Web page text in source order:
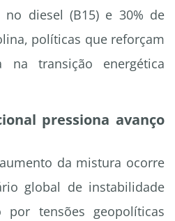
diesel (B15) e 30% de
políticas que reforçam
na transição energética
pressiona avanço
da mistura ocorre
global de instabilidade
por tensões geopolíticas